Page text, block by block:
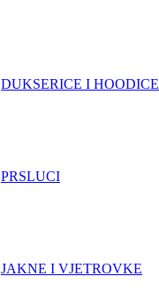
DUKSERICE I HOODICE
PRSLUCI
JAKNE I VJETROVKE